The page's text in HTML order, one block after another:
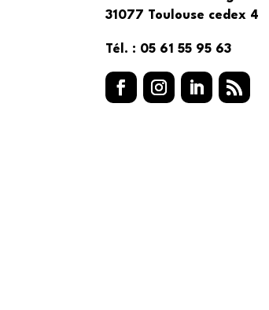
31077 Toulouse cedex 4
Tél. : 05 61 55 95 63